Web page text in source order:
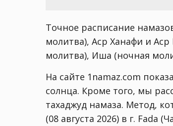
Точное расписание
молитва), Аср Ханафи и
молитва), Иша (ночная
На сайте 1namaz.com
солнца. Кроме того, мы
тахаджуд намаза. Метод,
(08 августа 2026) в г. Fada